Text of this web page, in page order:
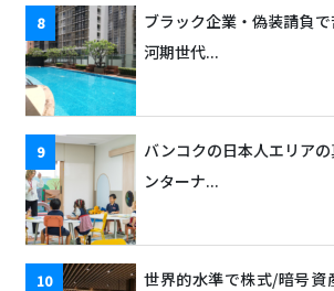
ブラック企業・偽装請負
河期世代...
バンコクの日本人エリア
ンターナ...
世界的水準で株式/暗号資